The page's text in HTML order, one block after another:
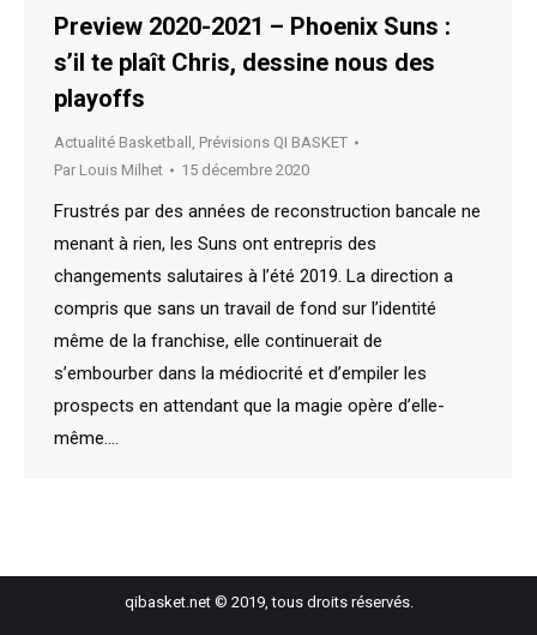
Preview 2020-2021 – Phoenix Suns :
s’il te plaît Chris, dessine nous des
playoffs
Actualité Basketball , Prévisions QI BASKET
Par Louis Milhet 15 décembre 2020
Frustrés par des années de reconstruction bancale ne
menant à rien, les Suns ont entrepris des
changements salutaires à l’été 2019. La direction a
compris que sans un travail de fond sur l’identité
même de la franchise, elle continuerait de
s’embourber dans la médiocrité et d’empiler les
prospects en attendant que la magie opère d’elle-
même.…
qibasket.net © 2019, tous droits réservés.